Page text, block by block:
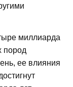
миллиарда
пород
ее влияния